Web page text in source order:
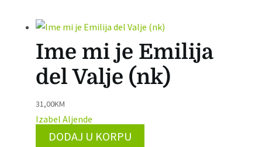
Ime mi je Emilija
del Valje (nk)
31,00KM
Izabel Aljende
DODAJ U KORPU